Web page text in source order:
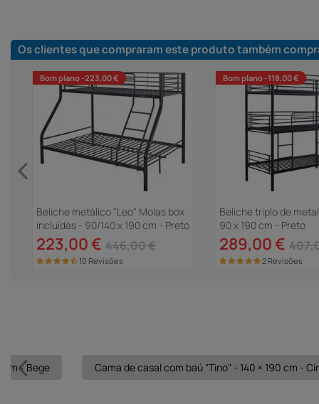
Os clientes que compraram este produto também
Bom plano -223,00 €
Beliche metálico "Leo" Molas box
incluídas - 90/140 x 190 cm - Preto
223,00 € 446,00 €
10 Revisões
Bom plano -118,00 €
Beliche triplo de metal
90 x 190 cm - Preto
289,00 €
2 Revisões
cm - Bege Cama de casal com baú "Tino" - 140 × 190 cm -